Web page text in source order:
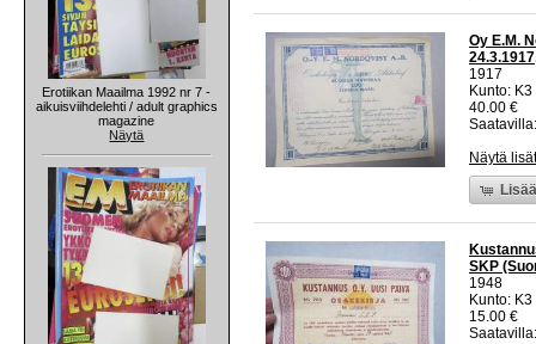
Erotiikan Maailma 1992 nr 7 -
aikuisviihdelehti / adult graphics
magazine
Näytä
Oy E.M.
1917
Kunto:
40.00 €
Näytä
SKP
1948
Kunto:
15.00 €